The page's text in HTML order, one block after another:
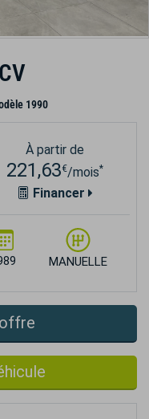
1990
MANUELLE
À partir de
221,63€/mois*
Financer